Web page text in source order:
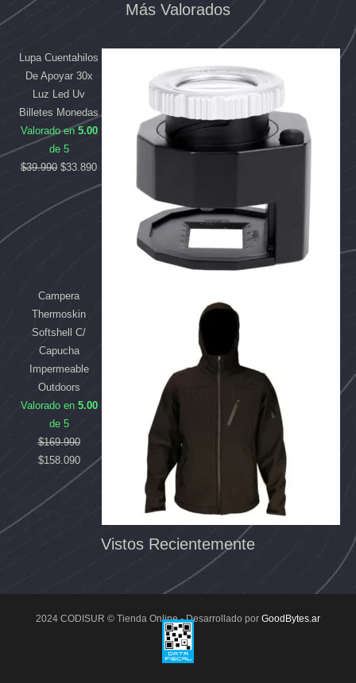
Más Valorados
Lupa Cuentahilos
De Apoyar 30x
Luz Led Uv
Billetes Monedas
Valorado en 5.00
de 5
$39.990
era:
$39.990.
$33.890
es:
Campera
Thermoskin
Softshell C/
Capucha
Impermeable
Outdoors
Valorado en 5.00
de 5
$169.990
era:
$169.990.
$158.090
es:
$158.090.
Vistos Recientemente
2024 CODISUR © Tienda Online - Desarrollado por GoodBytes.ar